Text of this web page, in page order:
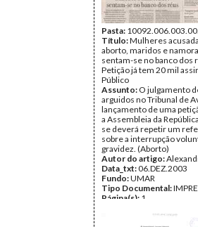
Pasta:
Título:Mulheres
aborto, maridos e
sentam-se no banco dos
Petição já tem 20 mil
Público
Assunto: O julgamento
arguidos no Tribunal de
lançamento de uma
a Assembleia da
se deverá repetir um
sobre a interrupção
gravidez. (Aborto)
Autor do artigo:
Data_txt:06.DEZ.2003
Fundo:UMAR
Tipo Documental:
Página(s): 1